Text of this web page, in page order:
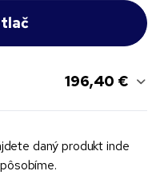
196,40 €
daný produkt inde